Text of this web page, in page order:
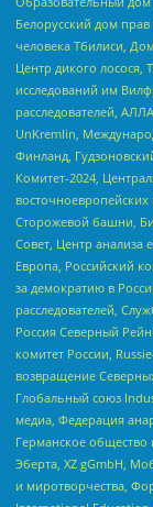
Белорусский дом
человека Тбилиси,
Центр дикого лосося,
исследований им
расследователей,
UnKremlin,
Финланд,
Комитет-2024,
Сторожевой башни,
Совет, Центр анализа
Европа, Российский
за демократию в
расследователей,
Россия Северный
комитет России,
возвращение
Глобальный союз
медиа, Федерация
Германское
Эберта, XZ gGmbH,
и миротворчества,